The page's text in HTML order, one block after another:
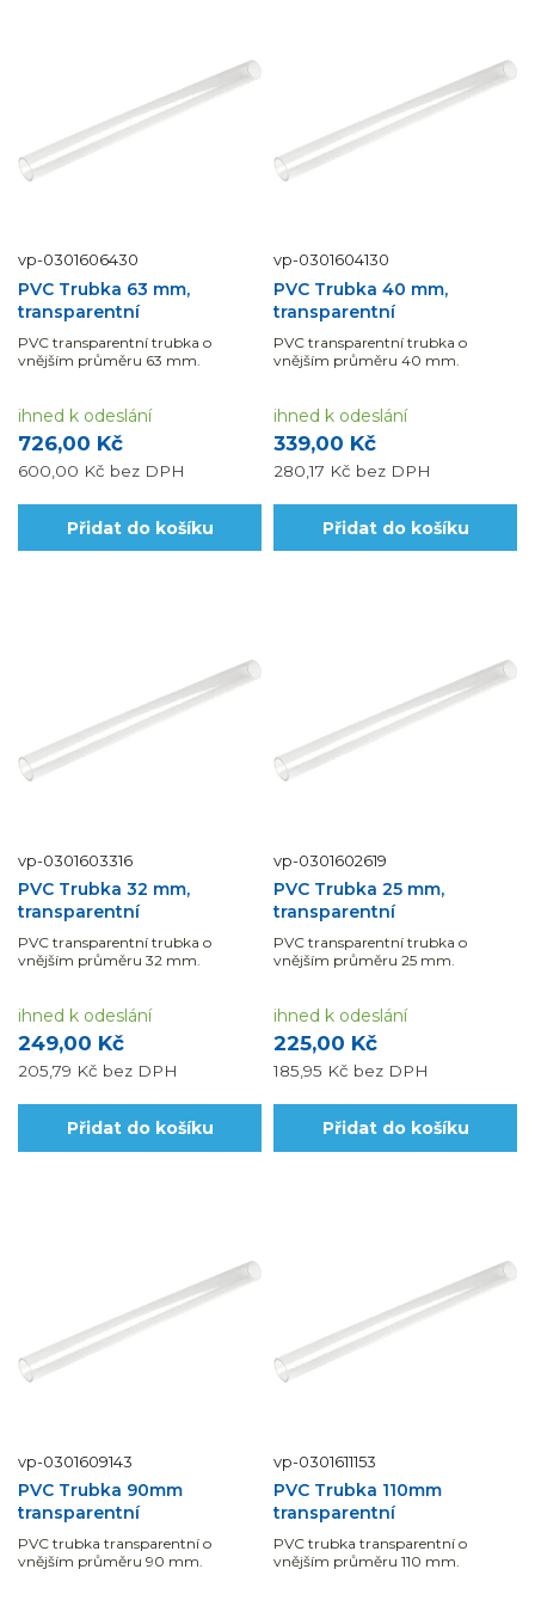
vp-0301606430
PVC Trubka 63 mm,
transparentní
PVC transparentní trubka o
vnějším průměru 63 mm.
726,00 Kč
600,00 Kč bez DPH
ihned k odeslání
Přidat do košíku
vp-0301604130
PVC Trubka 40 mm,
transparentní
PVC transparentní trubka o
vnějším průměru 40 mm.
339,00 Kč
280,17 Kč bez DPH
ihned k odeslání
Přidat do košíku
vp-0301603316
PVC Trubka 32 mm,
transparentní
PVC transparentní trubka o
vnějším průměru 32 mm.
249,00 Kč
205,79 Kč bez DPH
ihned k odeslání
Přidat do košíku
vp-0301602619
PVC Trubka 25 mm,
transparentní
PVC transparentní trubka o
vnějším průměru 25 mm.
225,00 Kč
185,95 Kč bez DPH
ihned k odeslání
Přidat do košíku
vp-0301609143
PVC Trubka 90mm
transparentní
PVC trubka transparentní o
vnějším průměru 90 mm.
vp-0301611153
PVC Trubka 110mm
transparentní
PVC trubka transparentní o
vnějším průměru 110 mm.